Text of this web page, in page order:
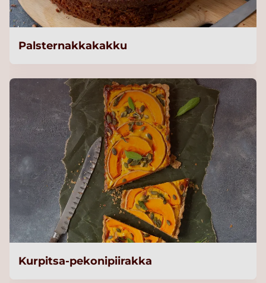
Palsternakkakakku
Kurpitsa-pekonipiirakka